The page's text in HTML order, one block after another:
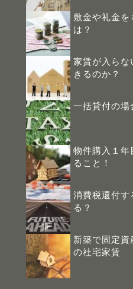
敷金や礼金を
は？
家賃が入らな
きるのか？
一括貸付の場
物件購入１年
ること！
消費税還付す
る？
新築で固定
の社宅家賃